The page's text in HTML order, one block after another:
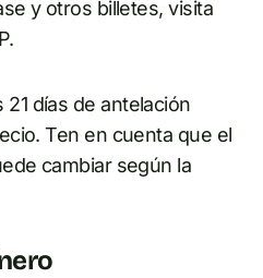
y otros billetes, visita
días de antelación
Ten en cuenta que el
cambiar según la